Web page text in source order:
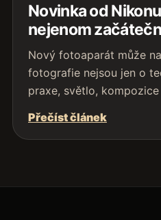
Novinka od
nejenom
Nový fotoaparát může
fotografie nejsou jen o
praxe, světlo,
Přečíst článek